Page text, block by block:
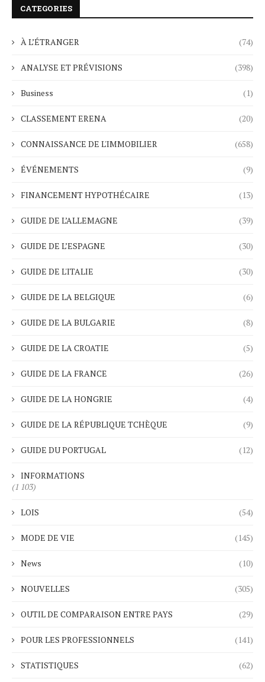
CATEGORIES
À L’ÉTRANGER (74)
ANALYSE ET PRÉVISIONS (398)
Business (1)
CLASSEMENT ERENA (20)
CONNAISSANCE DE L'IMMOBILIER (658)
ÉVÉNEMENTS (9)
FINANCEMENT HYPOTHÉCAIRE (13)
GUIDE DE L’ALLEMAGNE (39)
GUIDE DE L’ESPAGNE (30)
GUIDE DE L'ITALIE (30)
GUIDE DE LA BELGIQUE (6)
GUIDE DE LA BULGARIE (8)
GUIDE DE LA CROATIE (5)
GUIDE DE LA FRANCE (26)
GUIDE DE LA HONGRIE (4)
GUIDE DE LA RÉPUBLIQUE TCHÈQUE (9)
GUIDE DU PORTUGAL (12)
INFORMATIONS
(1 103)
LOIS (54)
MODE DE VIE (145)
News (10)
NOUVELLES (305)
OUTIL DE COMPARAISON ENTRE PAYS (29)
POUR LES PROFESSIONNELS (141)
STATISTIQUES (62)